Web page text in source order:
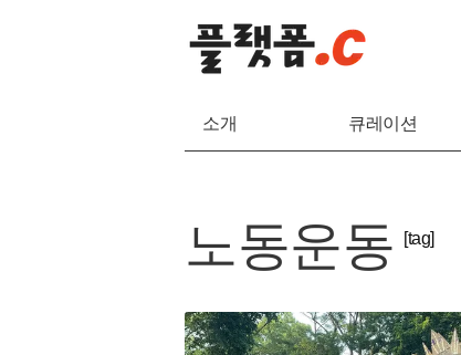
소개 큐레이션
노동운동 [tag]